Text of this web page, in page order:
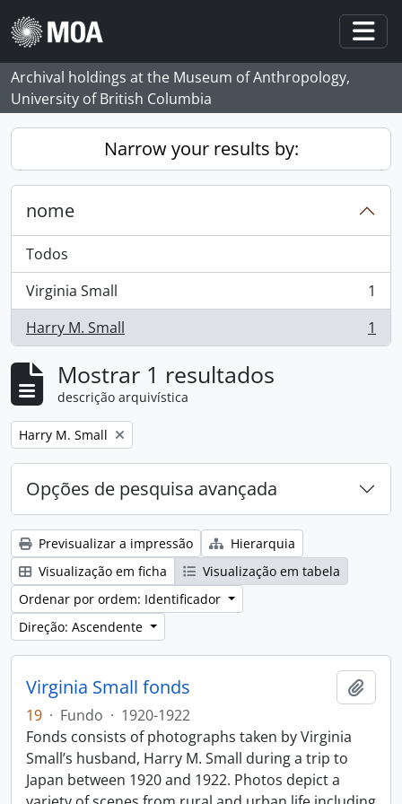
Skip to main content
Archival holdings at the Museum of Anthropology,
University of British Columbia
Narrow your results by:
nome
Todos
Virginia Small
, 1 resultados
1
Harry M. Small
, 1 resultados 1
Mostrar 1 resultados
descrição arquivística
Remove filter:
Harry M. Small
Opções de pesquisa avançada
Previsualizar a impressão
Hierarquia
Visualização em ficha
Visualização em tabela
Ordenar por ordem: Identificador
Direção: Ascendente
Virginia Small fonds
19 · Fundo · 1920-1922
Fonds consists of photographs taken by Virginia
Small’s husband, Harry M. Small during a trip to
Japan between 1920 and 1922. Photos depict a